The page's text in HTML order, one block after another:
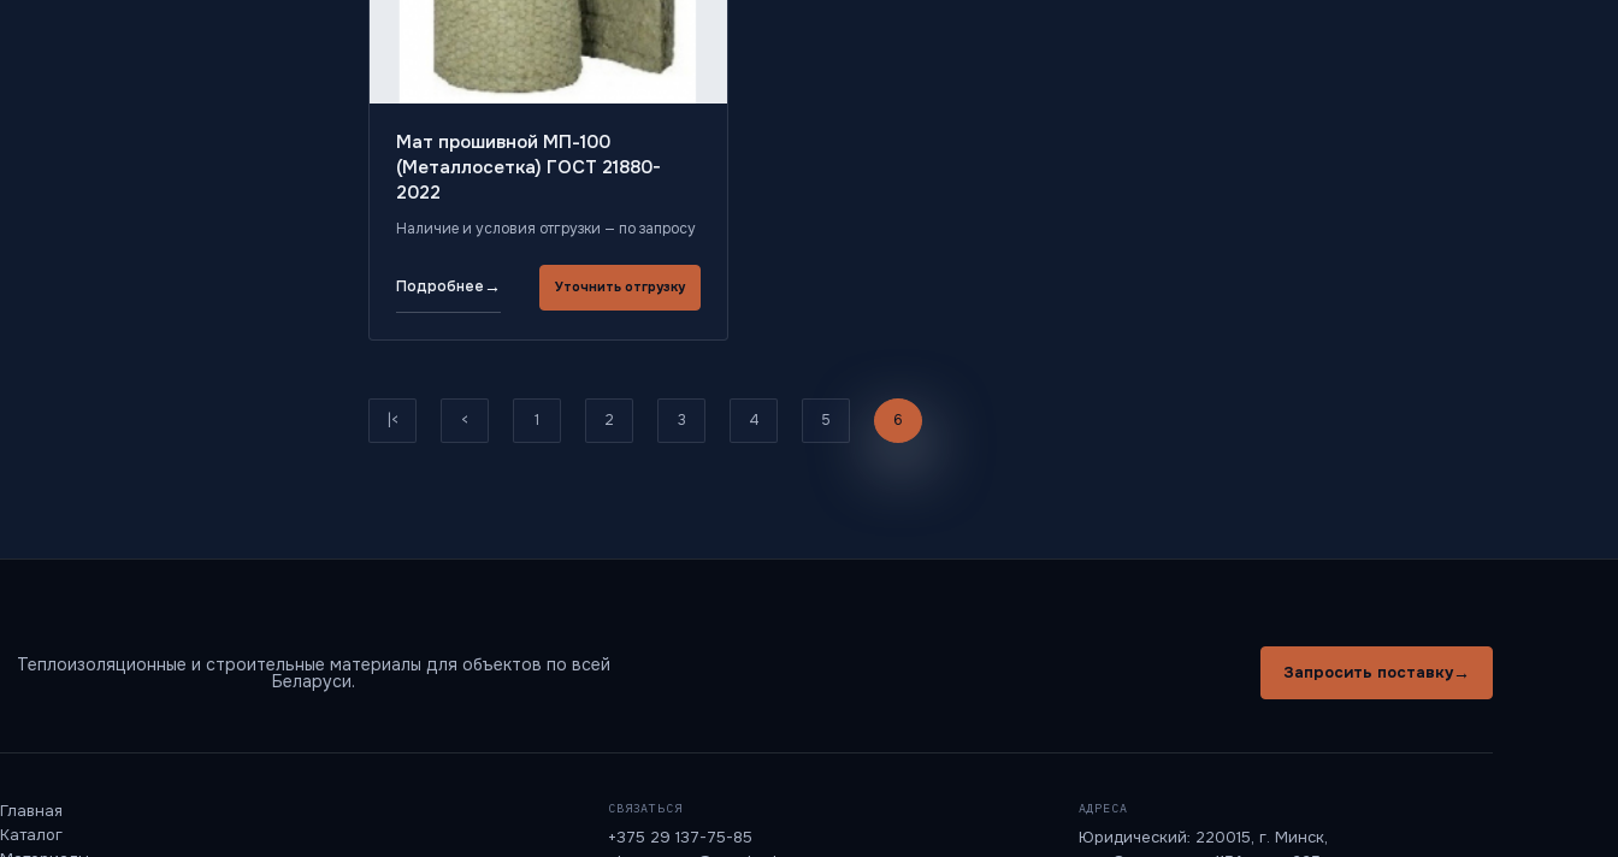
Мат прошивной МП-100
(Металлосетка) ГОСТ 21880-
2022
Наличие и условия отгрузки — по запросу
Подробнее→ Уточнить отгрузку
|< < 1 2 3 4 5 6
Теплоизоляционные и строительные материалы для объектов по всей
Беларуси. Запросить поставку→
Главная
Каталог
СВЯЗАТЬСЯ
+375 29 137-75-85
АДРЕСА
Юридический: 220015, г. Минск,